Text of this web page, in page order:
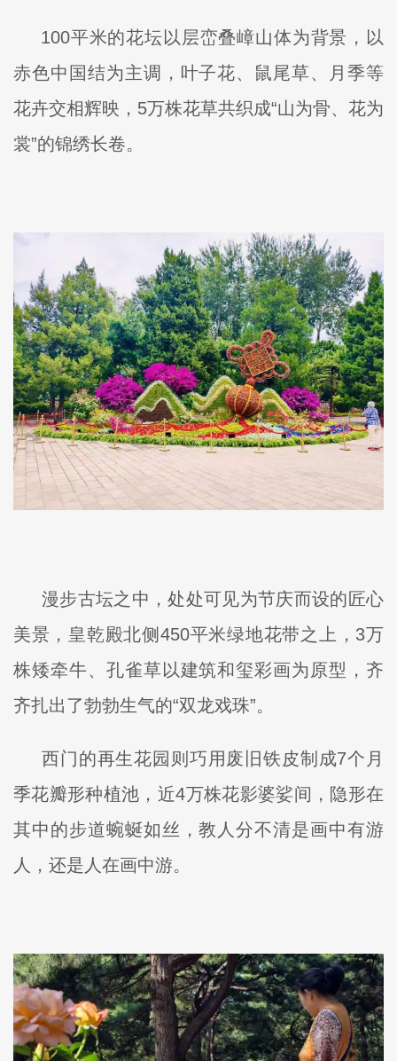
100平米的花坛以层峦叠嶂山体为背景，以
赤色中国结为主调，叶子花、鼠尾草、月季等
花卉交相辉映，5万株花草共织成“山为骨、花为
裳”的锦绣长卷。
漫步古坛之中，处处可见为节庆而设的匠心
美景，皇乾殿北侧450平米绿地花带之上，3万
株矮牵牛、孔雀草以建筑和玺彩画为原型，齐
齐扎出了勃勃生气的“双龙戏珠”。
西门的再生花园则巧用废旧铁皮制成7个月
季花瓣形种植池，近4万株花影婆娑间，隐形在
其中的步道蜿蜒如丝，教人分不清是画中有游
人，还是人在画中游。